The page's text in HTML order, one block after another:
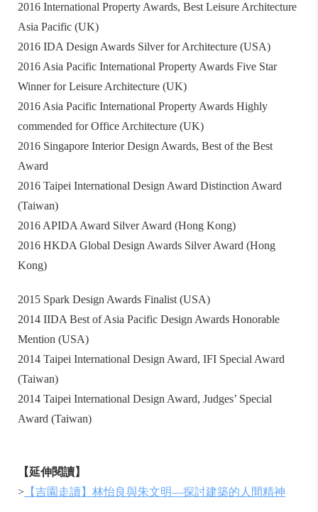
2016 International Property Awards, Best Leisure Architecture
Asia Pacific (UK)
2016 IDA Design Awards Silver for Architecture (USA)
2016 Asia Pacific International Property Awards Five Star
Winner for Leisure Architecture (UK)
2016 Asia Pacific International Property Awards Highly
commended for Office Architecture (UK)
2016 Singapore Interior Design Awards, Best of the Best
Award
2016 Taipei International Design Award Distinction Award
(Taiwan)
2016 APIDA Award Silver Award (Hong Kong)
2016 HKDA Global Design Awards Silver Award (Hong
Kong)
2015 Spark Design Awards Finalist (USA)
2014 IIDA Best of Asia Pacific Design Awards Honorable
Mention (USA)
2014 Taipei International Design Award, IFI Special Award
(Taiwan)
2014 Taipei International Design Award, Judges’ Special
Award (Taiwan)
【延伸閱讀】
> 【吉園走讀】林怡良與朱文明—探討建築的人間精神